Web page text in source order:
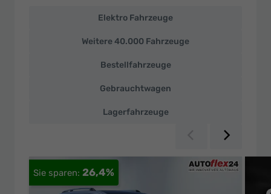
Neuwagen
Elektro Fahrzeuge
Weitere 40.000 Fahrzeuge
Bestellfahrzeuge
Gebrauchtwagen
Lagerfahrzeuge
Zurück
26,4%